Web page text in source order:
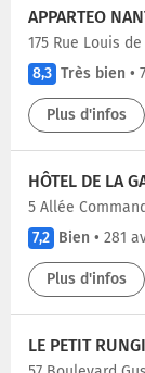
APPARTEO
175 Rue Louis
8,3 Très bien •
Plus d'infos
5 Allée
7,2 Bien • 281
Plus d'infos
LE PETIT